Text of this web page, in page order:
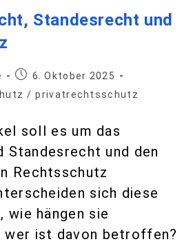
Standesrecht und
6. Oktober 2025
/ privatrechtsschutz
soll es um das
Standesrecht und den
Rechtsschutz
sich diese
wie hängen sie
wer ist davon betroffen?